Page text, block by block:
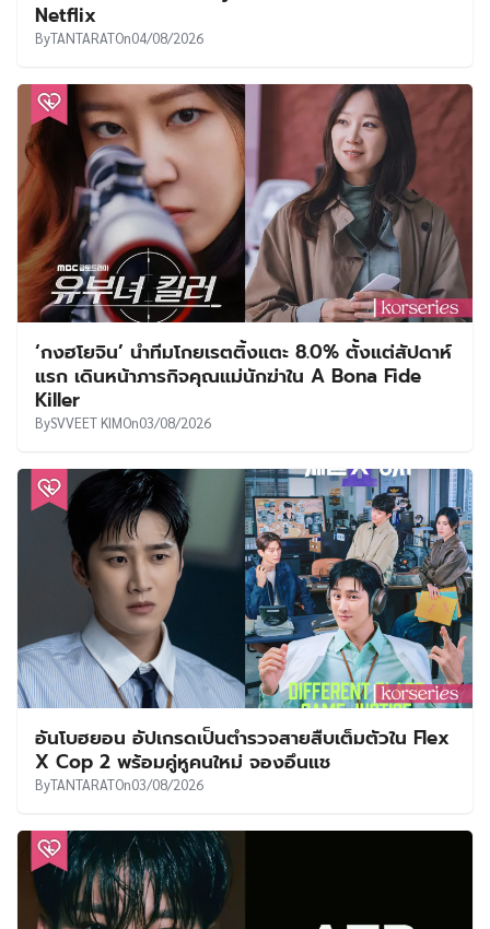
Netflix
ByTANTARATOn04/08/2026
‘กงฮโยจิน’ นำทีมโกยเรตติ้งแตะ 8.0% ตั้งแต่สัปดาห์
แรก เดินหน้าภารกิจคุณแม่นักฆ่าใน A Bona Fide
Killer
BySVVEET KIMOn03/08/2026
อันโบฮยอน อัปเกรดเป็นตำรวจสายสืบเต็มตัวใน Flex
X Cop 2 พร้อมคู่หูคนใหม่ จองอึนแช
ByTANTARATOn03/08/2026